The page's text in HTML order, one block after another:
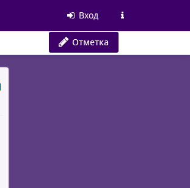
Вход
Отметка